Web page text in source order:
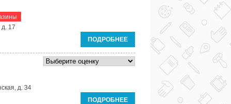
17
ПОДРОБНЕЕ
д. 34
ПОДРОБНЕЕ